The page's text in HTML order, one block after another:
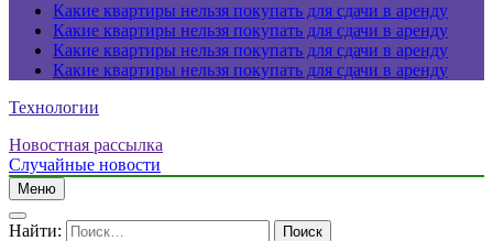
Какие квартиры нельзя покупать для сдачи в аренду
Какие квартиры нельзя покупать для сдачи в аренду
Какие квартиры нельзя покупать для сдачи в аренду
Какие квартиры нельзя покупать для сдачи в аренду
Технологии
Новостная рассылка
Случайные новости
Меню
Найти: